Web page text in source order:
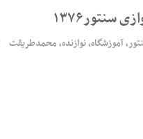
سنتور۱۳۷۶
,آموزشگاه,نوازنده,محمدطریقت